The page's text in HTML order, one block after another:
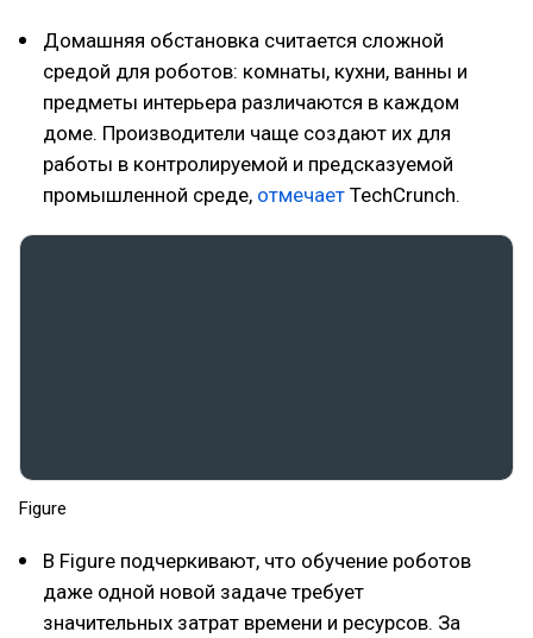
Домашняя обстановка считается сложной
средой для роботов: комнаты, кухни, ванны и
предметы интерьера различаются в каждом
доме. Производители чаще создают их для
работы в контролируемой и предсказуемой
промышленной среде, отмечает TechCrunch.
Figure
В Figure подчеркивают, что обучение роботов
даже одной новой задаче требует
значительных затрат времени и ресурсов. За